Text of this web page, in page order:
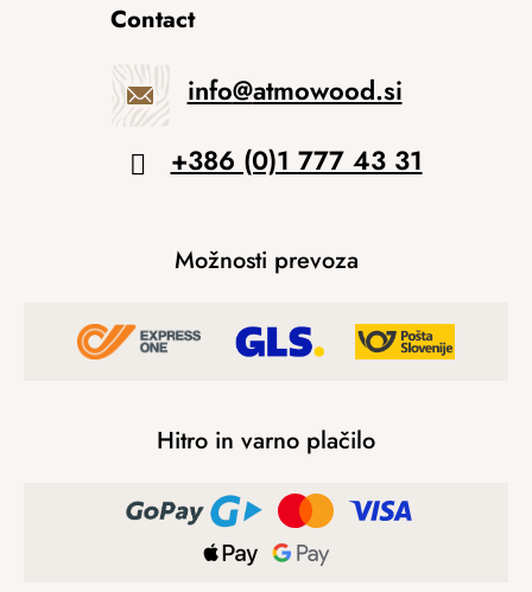
Contact
info@atmowood.si
+386 (0)1 777 43 31
Možnosti prevoza
Hitro in varno plačilo